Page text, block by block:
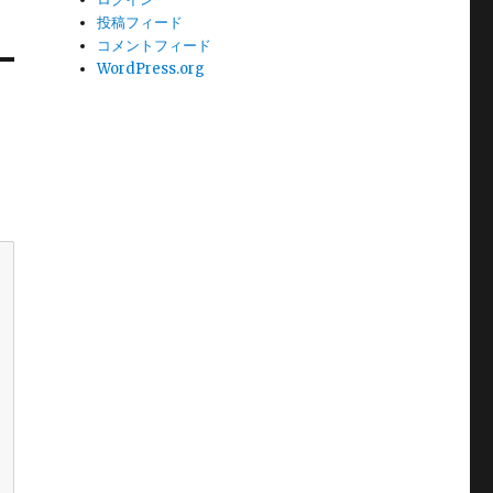
投稿フィード
コメントフィード
WordPress.org